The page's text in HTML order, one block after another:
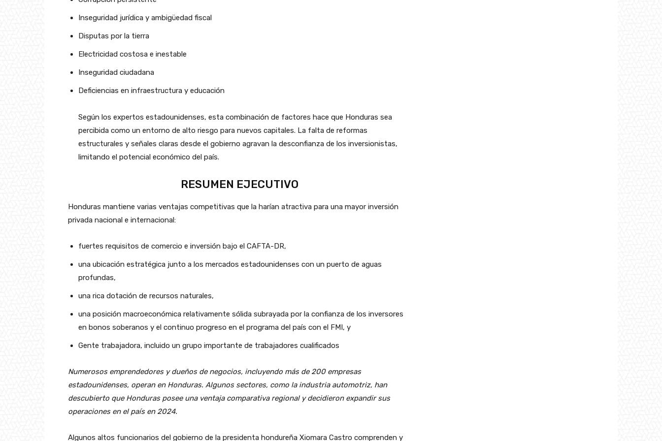
Inseguridad jurídica y ambigüedad fiscal
Disputas por la tierra
Electricidad costosa e inestable
Inseguridad ciudadana
Deficiencias en infraestructura y educación
Según los expertos estadounidenses, esta combinación de factores hace que Honduras sea
percibida como un entorno de alto riesgo para nuevos capitales. La falta de reformas
estructurales y señales claras desde el gobierno agravan la desconfianza de los inversionistas,
limitando el potencial económico del país.
RESUMEN EJECUTIVO
Honduras mantiene varias ventajas competitivas que la harían atractiva para una mayor inversión
privada nacional e internacional:
fuertes requisitos de comercio e inversión bajo el CAFTA-DR,
una ubicación estratégica junto a los mercados estadounidenses con un puerto de aguas
profundas,
una rica dotación de recursos naturales,
una posición macroeconómica relativamente sólida subrayada por la confianza de los inversores
en bonos soberanos y el continuo progreso en el programa del país con el FMI, y
Gente trabajadora, incluido un grupo importante de trabajadores cualificados
Numerosos emprendedores y dueños de negocios, incluyendo más de 200 empresas
estadounidenses, operan en Honduras. Algunos sectores, como la industria automotriz, han
descubierto que Honduras posee una ventaja comparativa regional y decidieron expandir sus
operaciones en el país en 2024.
Algunos altos funcionarios del gobierno de la presidenta hondureña Xiomara Castro comprenden y